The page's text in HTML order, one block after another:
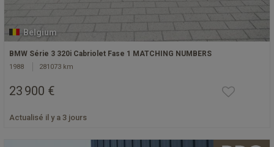
Belgium
BMW Série 3 320i Cabriolet Fase 1 MATCHING NUMBERS
1988 281073 km
23 900 €
Actualisé il y a 3 jours